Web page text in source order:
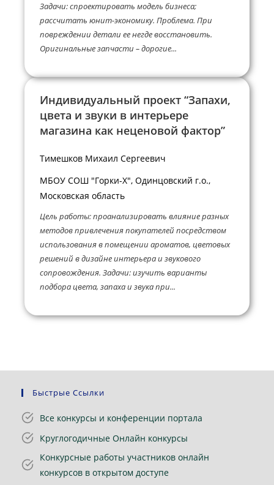
Задачи: спроектировать модель бизнеса;
рассчитать юнит-экономику. Проблема. При
повреждении детали ее негде восстановить.
Оригинальные запчасти – дорогие...
Индивидуальный проект “Запахи,
цвета и звуки в интерьере
магазина как неценовой фактор”
Тимешков Михаил Сергеевич
МБОУ СОШ "Горки-Х", Одинцовский г.о.,
Московская область
Цель работы: проанализировать влияние разных
методов привлечения покупателей посредством
использования в помещении ароматов, цветовых
решений в дизайне интерьера и звукового
сопровождения. Задачи: изучить варианты
подбора цвета, запаха и звука при...
Быстрые Ссылки
Все конкурсы и конференции портала
Круглогодичные Онлайн конкурсы
Конкурсные работы участников онлайн
конкурсов в открытом доступе